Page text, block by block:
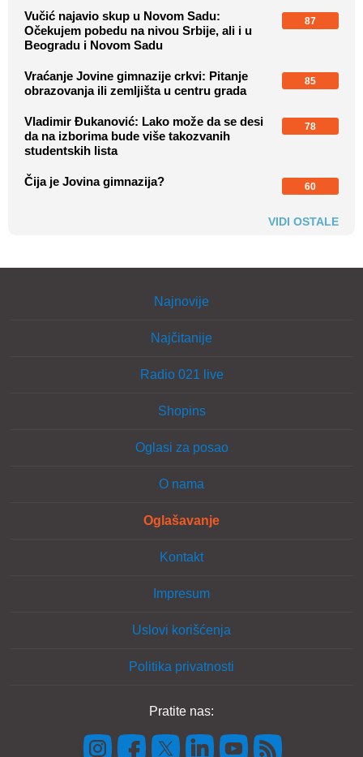
Vučić najavio skup u Novom Sadu:
Očekujem pobedu na nivou Srbije, ali i u
Beogradu i Novom Sadu
87
Vraćanje Jovine gimnazije crkvi: Pitanje
obrazovanja ili zemljišta u centru grada
85
Vladimir Đukanović: Lako može da se desi
da na izborima bude više takozvanih
studentskih lista
78
Čija je Jovina gimnazija? 60
VIDI OSTALE
Najnovije
Najčitanije
Radio 021 live
Shopins
Oglasi za posao
O nama
Oglašavanje
Kontakt
Impresum
Uslovi korišćenja
Politika privatnosti
Pratite nas: